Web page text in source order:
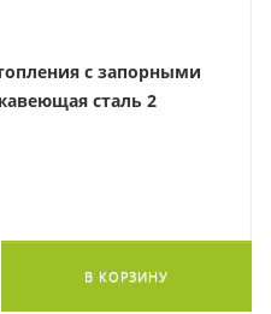
с запорными
сталь 2
В КОРЗИНУ